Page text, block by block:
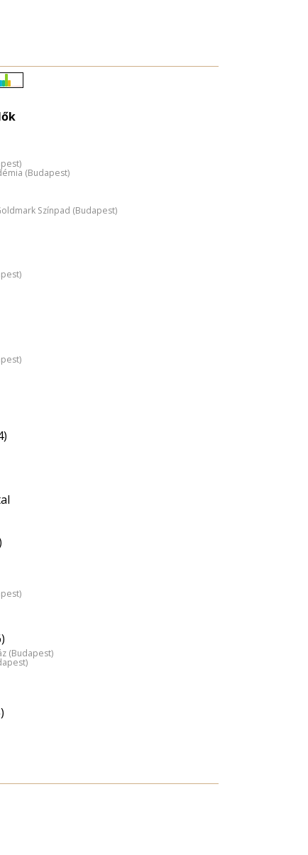
eloszlás
(Budapest)
Színpad (Budapest)
(Budapest)